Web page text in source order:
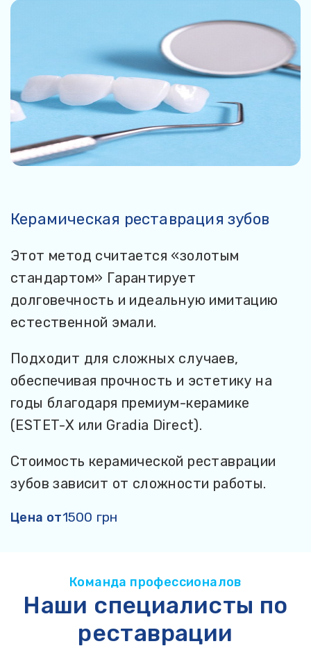
Керамическая реставрация зубов
Этот метод считается «золотым
стандартом» Гарантирует
долговечность и идеальную имитацию
естественной эмали.
Подходит для сложных случаев,
обеспечивая прочность и эстетику на
годы благодаря премиум-керамике
(ESTET-X или Gradia Direct).
Стоимость керамической реставрации
зубов зависит от сложности работы.
Цена от1500 грн
Команда профессионалов
Наши специалисты по
реставрации